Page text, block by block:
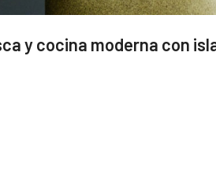
y cocina moderna con